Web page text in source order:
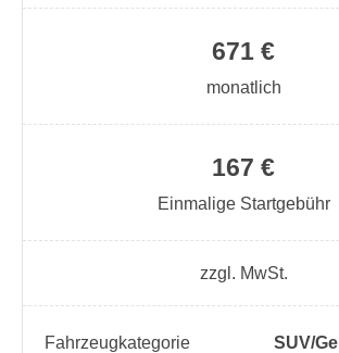
167 €
Einmalige Startgebühr
671 €
monatlich
zzgl. MwSt.
Fahrzeugkategorie
SUV/​